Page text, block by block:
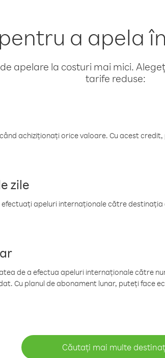
a apela
apelare la costuri mai mici.
tarife reduse:
achiziționați orice valoare. Cu acest
zile
efectuați apeluri internaționale către
de a efectua apeluri internaționale către
Cu planul de abonament lunar, puteți face
Căutați mai multe